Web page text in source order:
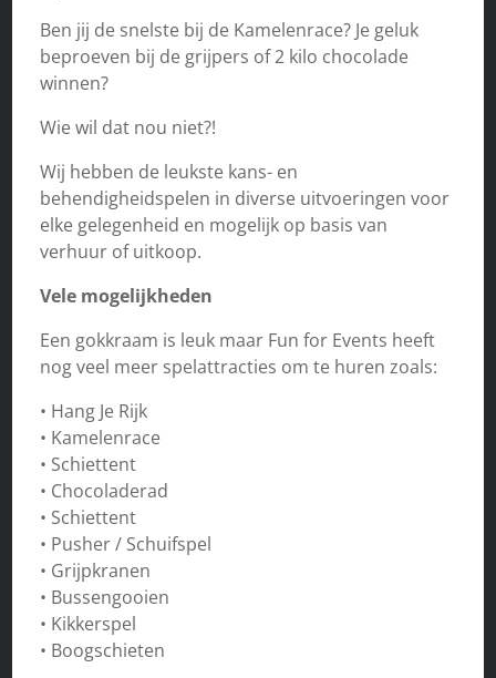
Ben jij de snelste bij de Kamelenrace? Je geluk
beproeven bij de grijpers of 2 kilo chocolade
winnen?
Wie wil dat nou niet?!
Wij hebben de leukste kans- en
behendigheidspelen in diverse uitvoeringen voor
elke gelegenheid en mogelijk op basis van
verhuur of uitkoop.
Vele mogelijkheden
Een gokkraam is leuk maar Fun for Events heeft
nog veel meer spelattracties om te huren zoals:
• Hang Je Rijk
• Kamelenrace
• Schiettent
• Chocoladerad
• Schiettent
• Pusher / Schuifspel
• Grijpkranen
• Bussengooien
• Kikkerspel
• Boogschieten